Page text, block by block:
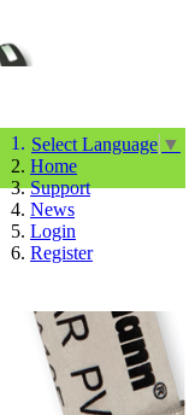
Select Language ▼
Home
Support
News
Login
Register